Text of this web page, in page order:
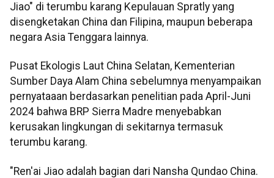
Jiao" di terumbu karang Kepulauan Spratly yang
disengketakan China dan Filipina, maupun beberapa
negara Asia Tenggara lainnya.
Pusat Ekologis Laut China Selatan, Kementerian
Sumber Daya Alam China sebelumnya menyampaikan
pernyataaan berdasarkan penelitian pada April-Juni
2024 bahwa BRP Sierra Madre menyebabkan
kerusakan lingkungan di sekitarnya termasuk
terumbu karang.
"Ren'ai Jiao adalah bagian dari Nansha Qundao China.